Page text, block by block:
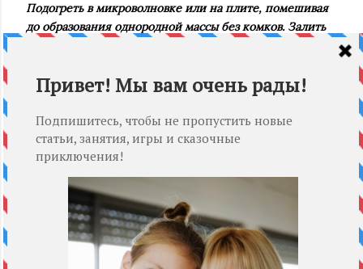
Подогреть в микроволновке или на плите, помешивая
до образования однородной массы без комков. Залить
Приятного аппетита!
Украшение этого тортиказдесь!
Отправить сообщение по электронной почте
Ярлыки: День Рождения рецепты